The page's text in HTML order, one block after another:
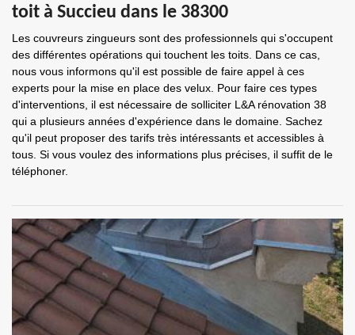
toit à Succieu dans le 38300
Les couvreurs zingueurs sont des professionnels qui s'occupent
des différentes opérations qui touchent les toits. Dans ce cas,
nous vous informons qu'il est possible de faire appel à ces
experts pour la mise en place des velux. Pour faire ces types
d'interventions, il est nécessaire de solliciter L&A rénovation 38
qui a plusieurs années d'expérience dans le domaine. Sachez
qu'il peut proposer des tarifs très intéressants et accessibles à
tous. Si vous voulez des informations plus précises, il suffit de le
téléphoner.